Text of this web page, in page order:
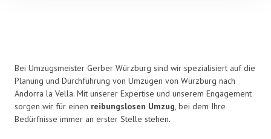
Bei Umzugsmeister Gerber Würzburg sind wir spezialisiert auf die
Planung und Durchführung von Umzügen von Würzburg nach
Andorra la Vella. Mit unserer Expertise und unserem Engagement
sorgen wir für einen reibungslosen Umzug, bei dem Ihre
Bedürfnisse immer an erster Stelle stehen.